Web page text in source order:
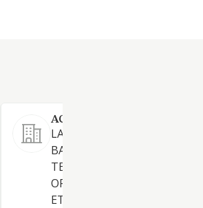
ACEITE VINO Y SALUD SL
LA EXPLOTACION DE
BALNEARIOS, SPA,
TERMALISMO Y SALUD,
ORGANIZACION DE
ETC; HOSTELERIA EN